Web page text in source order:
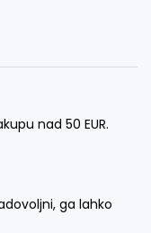
nad 50 EUR.
ga lahko